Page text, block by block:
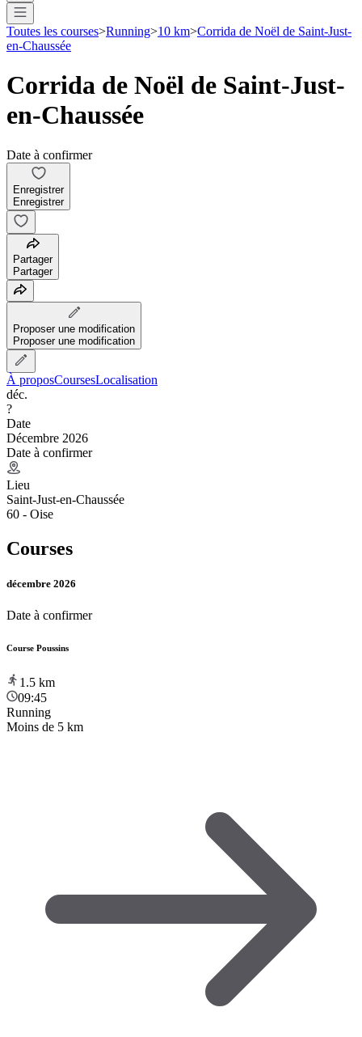
Toutes les courses>Running>10 km>Corrida de Noël de Saint-Just-
en-Chaussée
Corrida de Noël de Saint-Just-
en-Chaussée
Date à confirmer
Enregistrer
Enregistrer
Partager
Partager
Proposer une modification
Proposer une modification
À proposCoursesLocalisation
déc.
?
Date
Décembre 2026
Date à confirmer
Lieu
Saint-Just-en-Chaussée
60 - Oise
Courses
décembre 2026
Date à confirmer
Course Poussins
1.5 km
09:45
Running
Moins de 5 km